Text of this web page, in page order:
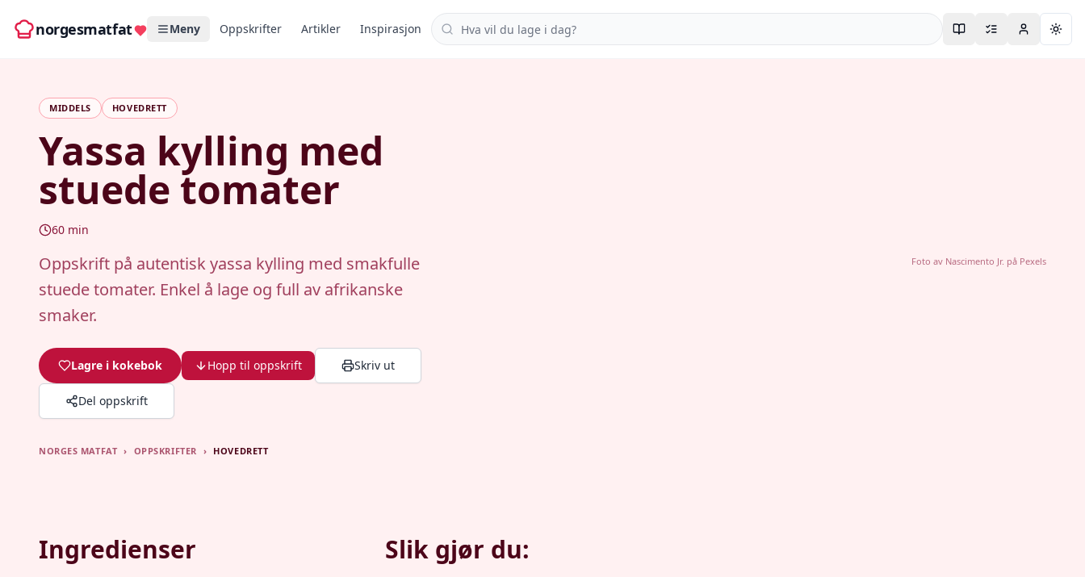
norgesmatfat Meny Oppskrifter Artikler Inspirasjon Søk i oppskrifter
MIDDELS HOVEDRETT
Yassa kylling med
stuede tomater
60 min
Oppskrift på autentisk yassa kylling med smakfulle
stuede tomater. Enkel å lage og full av afrikanske
smaker.
Lagre i kokebok Hopp til oppskrift Skriv ut
Del oppskrift
Foto av Nascimento Jr. på Pexels
NORGES MATFAT › OPPSKRIFTER › HOVEDRETT
Ingredienser Slik gjør du: